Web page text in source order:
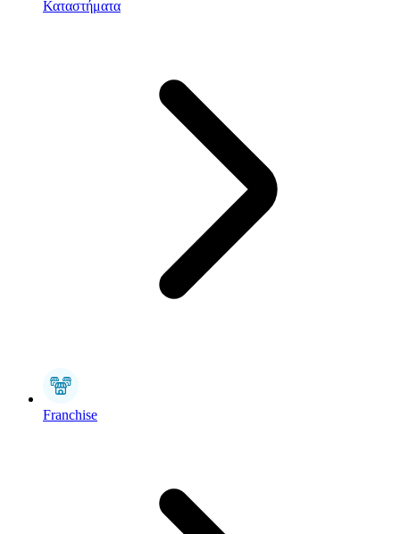
Καταστήματα
Franchise